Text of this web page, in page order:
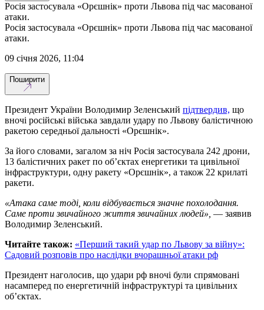
Росія застосувала «Орєшнік» проти Львова під час масованої
атаки.
Росія застосувала «Орєшнік» проти Львова під час масованої
атаки.
09 січня 2026, 11:04
Поширити
Президент України Володимир Зеленський підтвердив, що
вночі російські війська завдали удару по Львову балістичною
ракетою середньої дальності «Орєшнік».
За його словами, загалом за ніч Росія застосувала 242 дрони,
13 балістичних ракет по об’єктах енергетики та цивільної
інфраструктури, одну ракету «Орєшнік», а також 22 крилаті
ракети.
«Атака саме тоді, коли відбувається значне похолодання.
Саме проти звичайного життя звичайних людей», — заявив
Володимир Зеленський.
Читайте також: «Перший такий удар по Львову за війну»:
Садовий розповів про наслідки вчорашньої атаки рф
Президент наголосив, що удари рф вночі були спрямовані
насамперед по енергетичній інфраструктурі та цивільних
об’єктах.